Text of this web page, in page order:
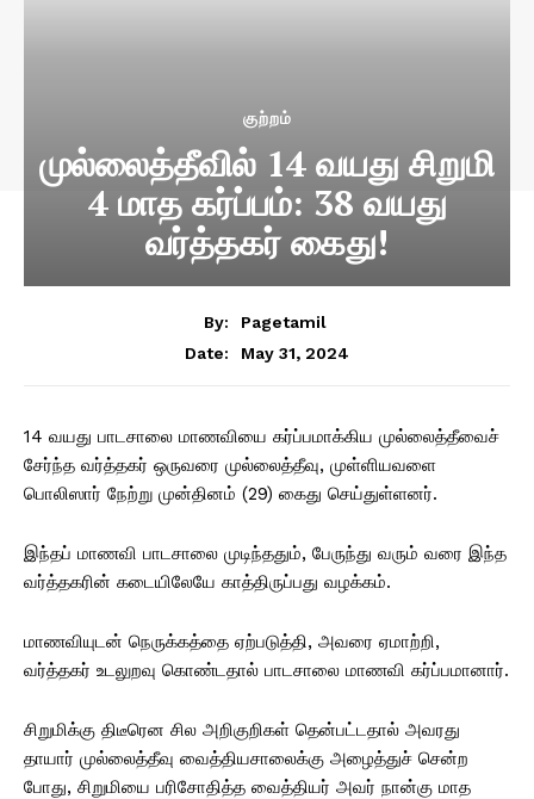
குற்றம்
முல்லைத்தீவில் 14 வயது சிறுமி
4 மாத கர்ப்பம்: 38 வயது
வர்த்தகர் கைது!
By:
Pagetamil
Date:
May 31, 2024
14 வயது பாடசாலை மாணவியை கர்ப்பமாக்கிய முல்லைத்தீவைச்
சேர்ந்த வர்த்தகர் ஒருவரை முல்லைத்தீவு, முள்ளியவளை
பொலிஸார் நேற்று முன்தினம் (29) கைது செய்துள்ளனர்.
இந்தப் மாணவி பாடசாலை முடிந்ததும், பேருந்து வரும் வரை இந்த
வர்த்தகரின் கடையிலேயே காத்திருப்பது வழக்கம்.
மாணவியுடன் நெருக்கத்தை ஏற்படுத்தி, அவரை ஏமாற்றி,
வர்த்தகர் உடலுறவு கொண்டதால் பாடசாலை மாணவி கர்ப்பமானார்.
சிறுமிக்கு திடீரென சில அறிகுறிகள் தென்பட்டதால் அவரது
தாயார் முல்லைத்தீவு வைத்தியசாலைக்கு அழைத்துச் சென்ற
போது, ​​சிறுமியை பரிசோதித்த வைத்தியர் அவர் நான்கு மாத